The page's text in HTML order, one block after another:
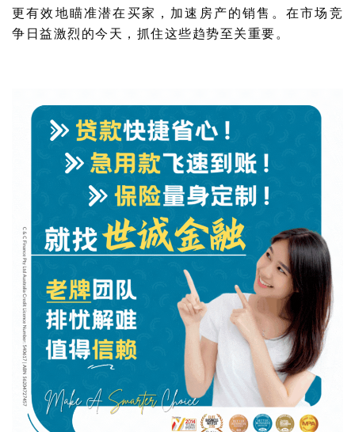
更有效地瞄准潜在买家，加速房产的销售。在市场竞
争日益激烈的今天，抓住这些趋势至关重要。